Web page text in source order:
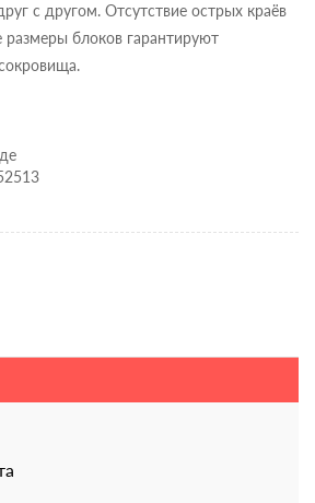
с другом. Отсутствие острых краёв
размеры блоков гарантируют